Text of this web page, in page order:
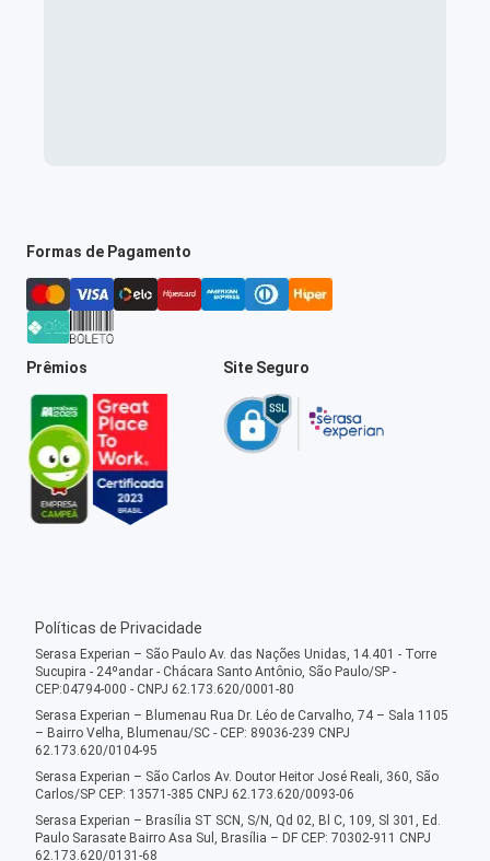
Formas de Pagamento
Prêmios Site Seguro
Políticas de Privacidade
Serasa Experian – São Paulo Av. das Nações Unidas, 14.401 - Torre
Sucupira - 24ºandar - Chácara Santo Antônio, São Paulo/SP -
CEP:04794-000 - CNPJ 62.173.620/0001-80
Serasa Experian – Blumenau Rua Dr. Léo de Carvalho, 74 – Sala 1105
– Bairro Velha, Blumenau/SC - CEP: 89036-239 CNPJ
62.173.620/0104-95
Serasa Experian – São Carlos Av. Doutor Heitor José Reali, 360, São
Carlos/SP CEP: 13571-385 CNPJ 62.173.620/0093-06
Serasa Experian – Brasília ST SCN, S/N, Qd 02, Bl C, 109, Sl 301, Ed.
Paulo Sarasate Bairro Asa Sul, Brasília – DF CEP: 70302-911 CNPJ
62.173.620/0131-68